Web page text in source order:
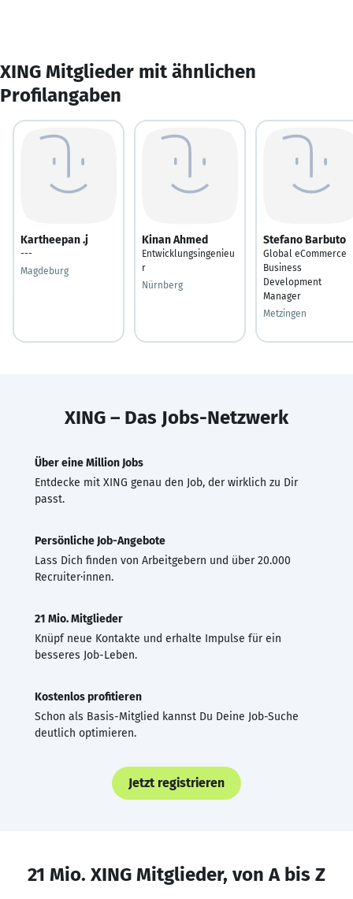
XING Mitglieder mit ähnlichen
Profilangaben
Kartheepan .j
---
Magdeburg
Kinan Ahmed
Entwicklungsingenieu
r
Nürnberg
Stefano Barbuto
Global eCommerce
Business
Development
Manager
Metzingen
XING – Das Jobs-Netzwerk
Über eine Million Jobs
Entdecke mit XING genau den Job, der wirklich zu Dir
passt.
Persönliche Job-Angebote
Lass Dich finden von Arbeitgebern und über 20.000
Recruiter·innen.
21 Mio. Mitglieder
Knüpf neue Kontakte und erhalte Impulse für ein
besseres Job-Leben.
Kostenlos profitieren
Schon als Basis-Mitglied kannst Du Deine Job-Suche
deutlich optimieren.
Jetzt registrieren
21 Mio. XING Mitglieder, von A bis Z